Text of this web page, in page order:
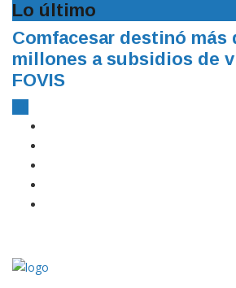
Lo último
Comfacesar destinó más
millones a subsidios de
FOVIS